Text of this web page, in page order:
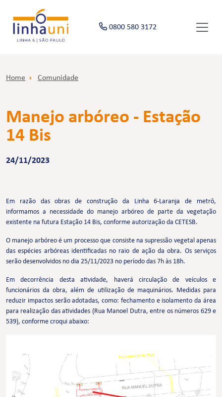
0800 580 3172
Home Comunidade
Manejo arbóreo - Estação
14 Bis
24/11/2023
Em razão das obras de construção da Linha 6-Laranja de metrô,
informamos a necessidade do manejo arbóreo de parte da vegetação
existente na futura Estação 14 Bis, conforme autorização da CETESB.
O manejo arbóreo é um processo que consiste na supressão vegetal apenas
das espécies arbóreas identificadas no raio de ação da obra. Os serviços
serão desenvolvidos no dia 25/11/2023 no período das 7h às 18h.
Em decorrência desta atividade, haverá circulação de veículos e
funcionários da obra, além de utilização de maquinários. Medidas para
reduzir impactos serão adotadas, como: fechamento e isolamento da área
para realização das atividades (Rua Manoel Dutra, entre os números 629 e
539), conforme croqui abaixo: